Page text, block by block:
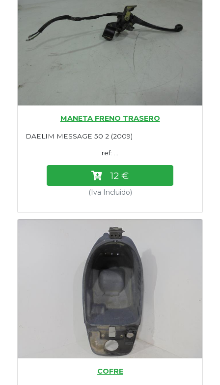
MANETA FRENO TRASERO
DAELIM MESSAGE 50 2 (2009)
ref: ...
12 €
(Iva Incluido)
COFRE